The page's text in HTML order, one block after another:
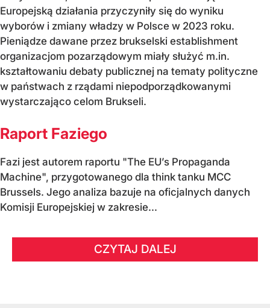
Europejską działania przyczyniły się do wyniku
wyborów i zmiany władzy w Polsce w 2023 roku.
Pieniądze dawane przez brukselski establishment
organizacjom pozarządowym miały służyć m.in.
kształtowaniu debaty publicznej na tematy polityczne
w państwach z rządami niepodporządkowanymi
wystarczająco celom Brukseli.
Raport Faziego
Fazi jest autorem raportu "The EU’s Propaganda
Machine", przygotowanego dla think tanku MCC
Brussels. Jego analiza bazuje na oficjalnych danych
Komisji Europejskiej w zakresie...
CZYTAJ DALEJ